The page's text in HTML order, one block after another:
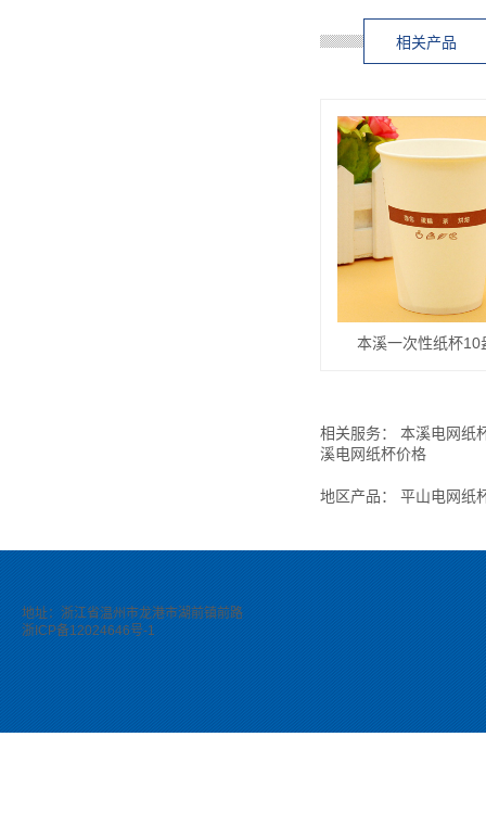
相关产品
本溪一次性纸杯10
相关服务： 本溪电网纸
溪电网纸杯价格
地区产品： 平山电网纸
地址：浙江省温州市龙港市湖前镇前路
浙ICP备12024646号-1